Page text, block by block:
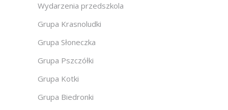
Wydarzenia przedszkola
Grupa Krasnoludki
Grupa Słoneczka
Grupa Pszczółki
Grupa Kotki
Grupa Biedronki